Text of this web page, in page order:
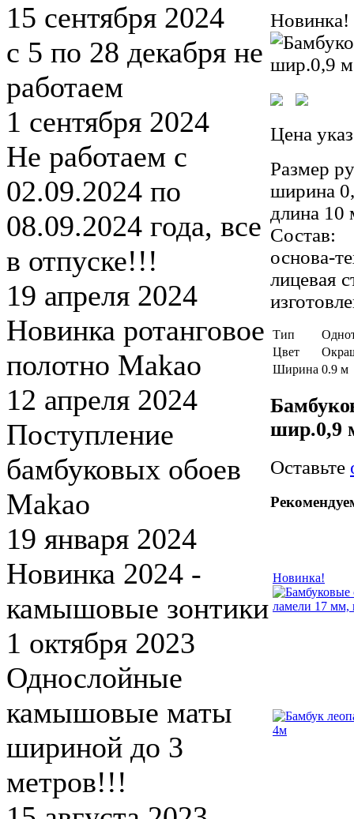
15 сентября 2024
с 5 по 28 декабря не
работаем
1 сентября 2024
Не работаем с
02.09.2024 по
08.09.2024 года, все
в отпуске!!!
19 апреля 2024
Новинка ротанговое
полотно Makao
12 апреля 2024
Поступление
бамбуковых обоев
Makao
19 января 2024
Новинка 2024 -
камышовые зонтики
1 октября 2023
Однослойные
камышовые маты
шириной до 3
метров!!!
Новинка!
Цена
Размер
ширина
длина 10
Состав:
основа-
лицевая
Тип
Цвет
Ширина 0.9 м
шир.0,9
Оставьте
Новинка!